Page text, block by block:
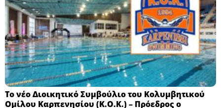
Το νέο Διοικητικό Συμβούλιο του Κολυμβητικού
Ομίλου Καρπενησίου (Κ.Ο.Κ.) – Πρόεδρος ο